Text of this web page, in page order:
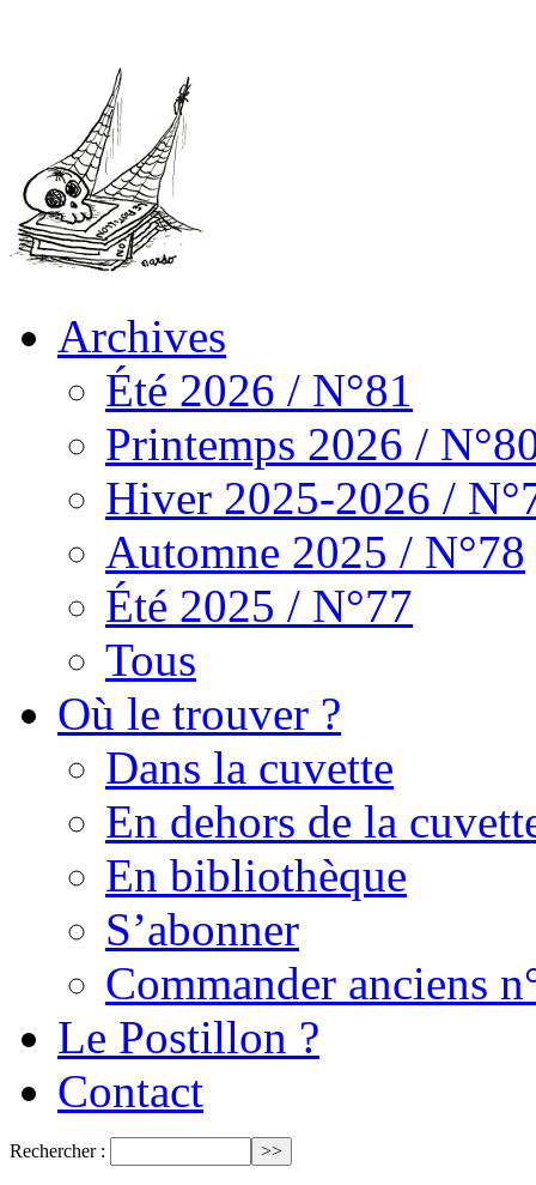
Archives
Été 2026 / N°81
Printemps 2026 /
Hiver 2025-2026 /
Automne 2025 / N°78
Été 2025 / N°77
Tous
Où le trouver ?
Dans la cuvette
En dehors de la
En bibliothèque
S’abonner
Commander anciens
Le Postillon ?
Contact
Rechercher :